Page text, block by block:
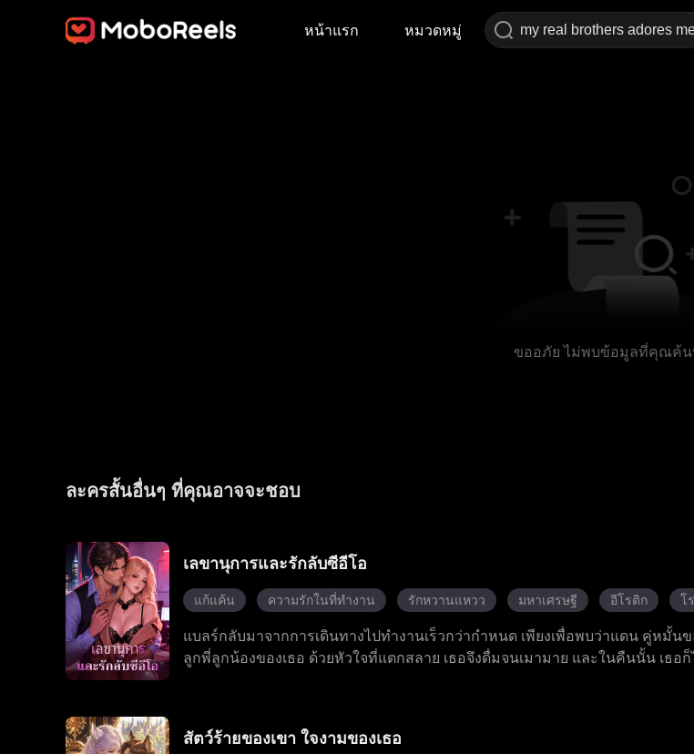
หน้าแรก หมวดหมู่
ขออภัย ไม่พบข้อมูลที่คุณค้น
ละครสั้นอื่นๆ ที่คุณอาจจะชอบ
เลขานุการและรักลับซีอีโอ
แก้แค้น ความรักในที่ทำงาน รักหวานแหวว มหาเศรษฐี อีโรติก โ
แบลร์กลับมาจากการเดินทางไปทำงานเร็วกว่ากำหนด เพียงเพื่อพบว่าแดน คู่หมั้น
ลูกพี่ลูกน้องของเธอ ด้วยหัวใจที่แตกสลาย เธอจึงดื่มจนเมามาย และในคืนนั้น เธ
เรื่องราววุ่นวายเหล่านี้ โรมันคอยอยู่เคียงข้างและสนับสนุนเธอเสมอ และในงานเลี้
สัตว์ร้ายของเขา ใจงามของเธอ